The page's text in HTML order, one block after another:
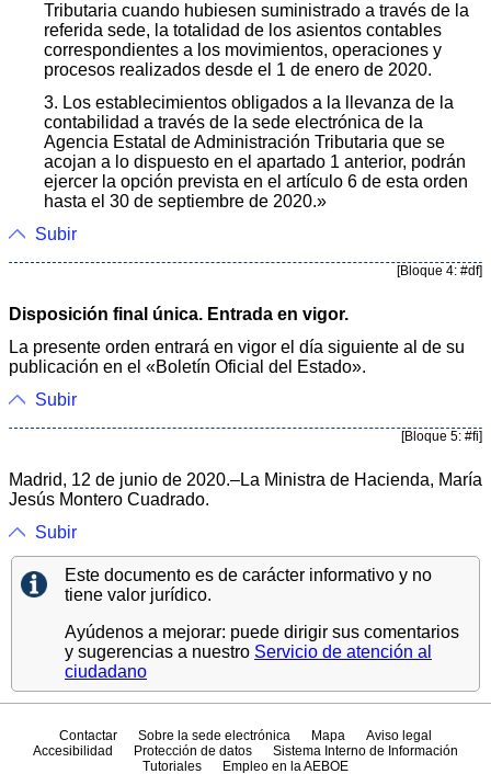
Tributaria cuando hubiesen suministrado a través de la
referida sede, la totalidad de los asientos contables
correspondientes a los movimientos, operaciones y
procesos realizados desde el 1 de enero de 2020.
3. Los establecimientos obligados a la llevanza de la
contabilidad a través de la sede electrónica de la
Agencia Estatal de Administración Tributaria que se
acojan a lo dispuesto en el apartado 1 anterior, podrán
ejercer la opción prevista en el artículo 6 de esta orden
hasta el 30 de septiembre de 2020.»
Subir
[Bloque 4: #df]
Disposición final única. Entrada en vigor.
La presente orden entrará en vigor el día siguiente al de su
publicación en el «Boletín Oficial del Estado».
Subir
[Bloque 5: #fi]
Madrid, 12 de junio de 2020.–La Ministra de Hacienda, María
Jesús Montero Cuadrado.
Subir
Este documento es de carácter informativo y no
tiene valor jurídico.
Ayúdenos a mejorar: puede dirigir sus comentarios
y sugerencias a nuestro Servicio de atención al
ciudadano
Contactar Sobre la sede electrónica Mapa
Aviso legal
Accesibilidad
Protección de datos
Sistema Interno de Información
Tutoriales
Empleo en la AEBOE